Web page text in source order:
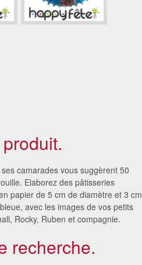
camarades vous suggèrent 50
Elaborez des pâtisseries
papier de 5 cm de diamètre et 3 cm
avec les images de vos petits
Rocky, Ruben et compagnie.
recherche.